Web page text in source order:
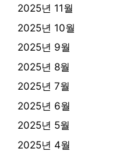
2025년 11월
2025년 10월
2025년 9월
2025년 8월
2025년 7월
2025년 6월
2025년 5월
2025년 4월